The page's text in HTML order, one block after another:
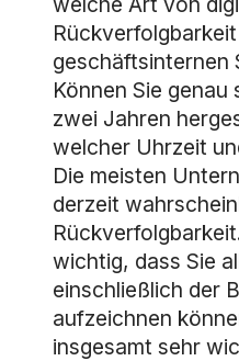
geschäftsinternen
Können Sie
zwei Jahren
welcher Uhrzeit
Die meisten
derzeit
wichtig, dass Sie
einschließlich der
aufzeichnen
insgesamt sehr